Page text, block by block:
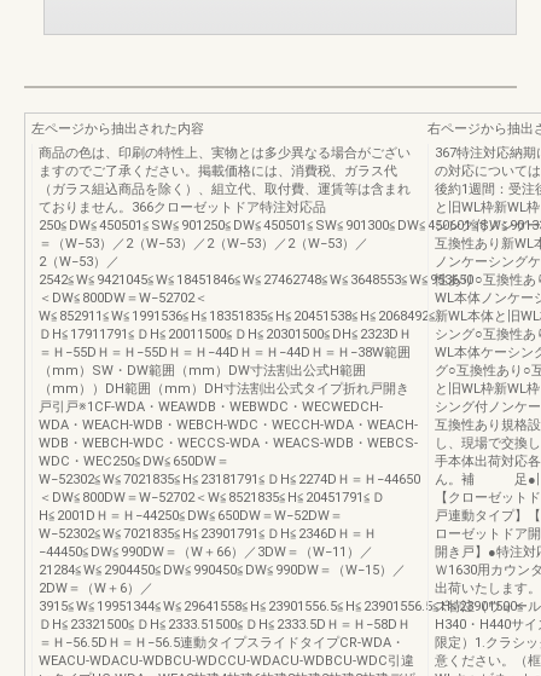
左ページから抽出された内容
商品の色は、印刷の特性上、実物とは多少異なる場合がござい
ますのでご了承ください。掲載価格には、消費税、ガラス代
（ガラス組込商品を除く）、組立代、取付費、運賃等は含まれ
ておりません。366クローゼットドア特注対応品
＝（W−53）／2（W−53）／2（W−53）／2（W−53）／
2（W−53）／
2542≦W≦9421045≦W≦18451846≦W≦27462748≦W≦3648553≦W≦953650
＜DW≦800DW＝W−52702＜
W≦852911≦W≦1991536≦H≦18351835≦H≦20451538≦H≦2068492≦
ＤH≦17911791≦ＤH≦20011500≦ＤH≦20301500≦DH≦2323DＨ
＝Ｈ−55DＨ＝Ｈ−55DＨ＝Ｈ−44DＨ＝Ｈ−44DＨ＝Ｈ−38W範囲
（mm）SW・DW範囲（mm）DW寸法割出公式H範囲
（mm））DH範囲（mm）DH寸法割出公式タイプ折れ戸開き
戸引戸※1CF-WDA・WEAWDB・WEBWDC・WECWEDCH-
WDA・WEACH-WDB・WEBCH-WDC・WECCH-WDA・WEACH-
WDB・WEBCH-WDC・WECCS-WDA・WEACS-WDB・WEBCS-
WDC・WEC250≦DW≦650DW＝
W−52302≦W≦7021835≦H≦23181791≦ＤH≦2274DＨ＝Ｈ−44650
＜DW≦800DW＝W−52702＜W≦8521835≦H≦20451791≦Ｄ
H≦2001DＨ＝Ｈ−44250≦DW≦650DW＝W−52DW＝
W−52302≦W≦7021835≦H≦23901791≦ＤH≦2346DＨ＝Ｈ
−44450≦DW≦990DW＝（W＋66）／3DW＝（W−11）／
21284≦W≦2904450≦DW≦990450≦DW≦990DW＝（W−15）／
2DW＝（W＋6）／
3915≦W≦19951344≦W≦29641558≦H≦23901556.5≦H≦23901556.5≦H≦23901500≦
ＤH≦23321500≦ＤH≦2333.51500≦ＤH≦2333.5DＨ＝Ｈ−58DＨ
＝Ｈ−56.5DＨ＝Ｈ−56.5連動タイプスライドタイプCR-WDA・
WEACU-WDACU-WDBCU-WDCCU-WDACU-WDBCU-WDC引違
右ページから抽出
367特注対応納
の対応について
後約1週間：受注
と旧WL枠新WL
シング付ノンケ
互換性あり新WL
ノンケーシング
性あり○互換性あ
WL本体ノンケー
新WL本体と旧
シング○互換性あ
WL本体ケーシン
グ○互換性あり○
と旧WL枠新WL
シング付ノンケ
互換性あり規格
し、現場で交換
手本体出荷対応
ん。補 足●旧Ｗ
【クローゼット
戸連動タイプ】
ローゼットドア
開き戸】●特注
Ｗ1630用カウン
出荷いたします
ズ特注（ウォー
H340・H440サ
限定）1.クラシ
意ください。（